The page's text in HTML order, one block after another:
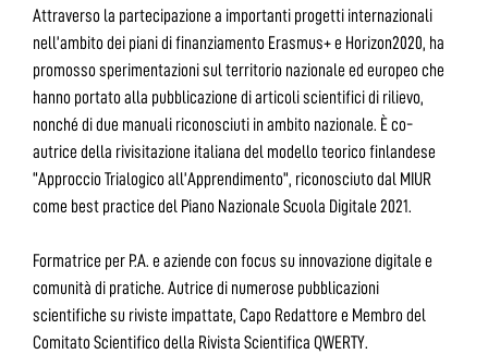
Attraverso la partecipazione a importanti progetti internazionali
nell’ambito dei piani di finanziamento Erasmus+ e Horizon2020, ha
promosso sperimentazioni sul territorio nazionale ed europeo che
hanno portato alla pubblicazione di articoli scientifici di rilievo,
nonché di due manuali riconosciuti in ambito nazionale. È co-
autrice della rivisitazione italiana del modello teorico finlandese
“Approccio Trialogico all’Apprendimento”, riconosciuto dal MIUR
come best practice del Piano Nazionale Scuola Digitale 2021.
Formatrice per P.A. e aziende con focus su innovazione digitale e
comunità di pratiche. Autrice di numerose pubblicazioni
scientifiche su riviste impattate, Capo Redattore e Membro del
Comitato Scientifico della Rivista Scientifica QWERTY.